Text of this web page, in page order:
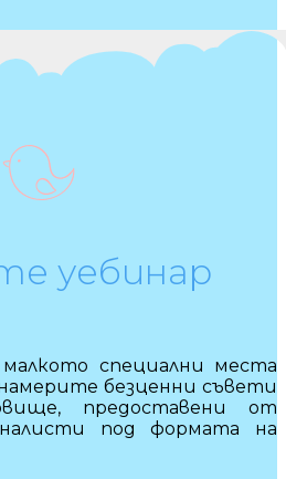
уебинар
специални места
безценни съвети
предоставени от
под формата на